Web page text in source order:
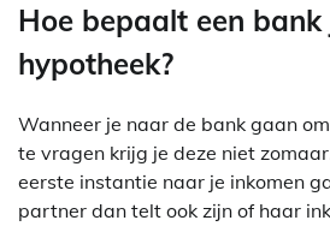
Hoe bepaalt een
hypotheek?
Wanneer je naar de bank gaan
te vragen krijg je deze niet
eerste instantie naar je inkomen
partner dan telt ook zijn of haar